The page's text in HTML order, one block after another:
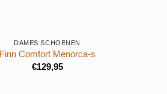
DAMES SCHOENEN
Finn Comfort Menorca-s
€129,95